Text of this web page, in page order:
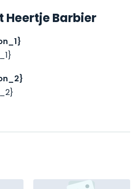
Heertje Barbier